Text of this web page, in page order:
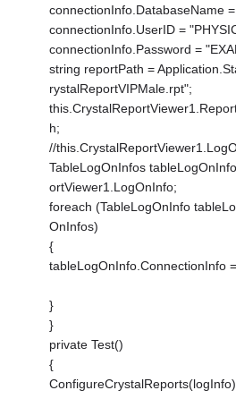
connectionInfo.DatabaseName
connectionInfo.UserID =
connectionInfo.Password =
string reportPath =
rystalReportVIPMale.rpt";
h;
//
TableLogOnInfos
ortViewer1.LogOnInfo;
foreach (TableLogOnInfo
OnInfos)
{
tableLogOnInfo.ConnectionInfo
}
}
private Test()
{